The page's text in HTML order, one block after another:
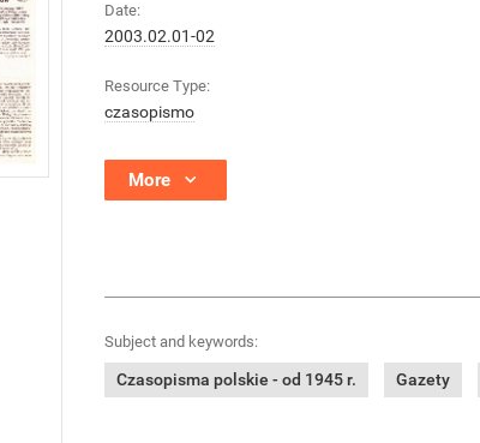
Date:
2003.02.01-02
Resource Type:
czasopismo
More
Subject and keywords:
Czasopisma polskie - od 1945 r. Gazety